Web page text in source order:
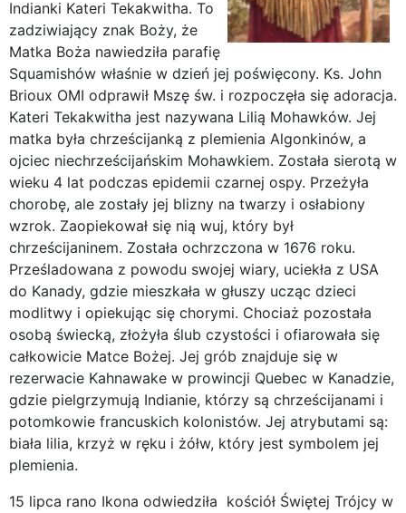
Indianki Kateri Tekakwitha. To
zadziwiający znak Boży, że
Matka Boża nawiedziła parafię
Squamishów właśnie w dzień jej poświęcony. Ks. John
Brioux OMI odprawił Mszę św. i rozpoczęła się adoracja.
Kateri Tekakwitha jest nazywana Lilią Mohawków. Jej
matka była chrześcijanką z plemienia Algonkinów, a
ojciec niechrześcijańskim Mohawkiem. Została sierotą w
wieku 4 lat podczas epidemii czarnej ospy. Przeżyła
chorobę, ale zostały jej blizny na twarzy i osłabiony
wzrok. Zaopiekował się nią wuj, który był
chrześcijaninem. Została ochrzczona w 1676 roku.
Prześladowana z powodu swojej wiary, uciekła z USA
do Kanady, gdzie mieszkała w głuszy ucząc dzieci
modlitwy i opiekując się chorymi. Chociaż pozostała
osobą świecką, złożyła ślub czystości i ofiarowała się
całkowicie Matce Bożej. Jej grób znajduje się w
rezerwacie Kahnawake w prowincji Quebec w Kanadzie,
gdzie pielgrzymują Indianie, którzy są chrześcijanami i
potomkowie francuskich kolonistów. Jej atrybutami są:
biała lilia, krzyż w ręku i żółw, który jest symbolem jej
plemienia.
15 lipca rano Ikona odwiedziła kościół Świętej Trójcy w